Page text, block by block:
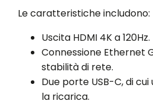
Le caratteristiche includono:
Uscita HDMI 4K a 120Hz.
Connessione Ethernet
stabilità di rete.
Due porte USB-C, di
la ricarica.